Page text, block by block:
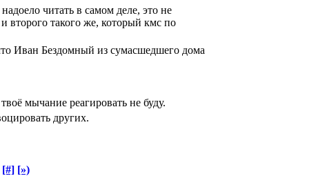
читать в самом деле, это не
второго такого же, который кмс по
Иван Бездомный из сумасшедшего дома
мычание реагировать не буду.
других.
[#] [»)